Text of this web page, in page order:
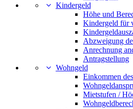
Kindergeld
Höhe und
Kindergeld für
Abzweigung
Anrechnung
Antragstellung
Wohngeld
Einkommen
Mietstufen /